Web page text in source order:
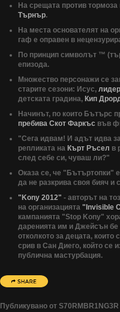
На срещата против тормоза
Търнър.
На места основателят на
гаф е оправен в
По принцип символът ™
епизода.
Множество персонажи се
старите сезони: Исус,
детската градина, Кип
Начинът, по които Бътърс
пребива Скот Фаркъс във
"Сега идвам! И адът идва
репликата на Кърт Ръсел в
след себе си, чуваш ли?"
Оказа се, че "Бътъртопки"
да не разкрива своя бияч и
"Kony 2012" - авторът на
на организацията "Invisible
кампанията "Stop Kony"
даренията им и Джейсън бе
отколкото за децата, които
срив в Сан Диего, който се
публична мастурбация.
Публикувано от S70RMBR1NG3R